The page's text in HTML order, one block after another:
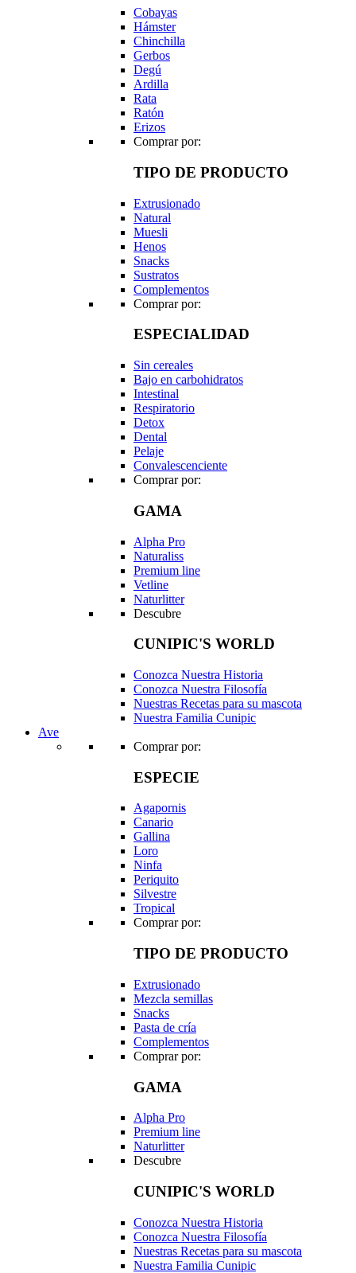
Cobayas
Hámster
Chinchilla
Gerbos
Degú
Ardilla
Rata
Ratón
Erizos
Comprar por:
TIPO DE PRODUCTO
Extrusionado
Natural
Muesli
Henos
Snacks
Sustratos
Complementos
Comprar por:
ESPECIALIDAD
Sin cereales
Bajo en carbohidratos
Intestinal
Respiratorio
Detox
Dental
Pelaje
Convalescenciente
Comprar por:
GAMA
Alpha Pro
Naturaliss
Premium line
Vetline
Naturlitter
Descubre
CUNIPIC'S WORLD
Conozca Nuestra Historia
Conozca Nuestra Filosofía
Nuestras Recetas para su mascota
Nuestra Familia Cunipic
Ave
Comprar por:
ESPECIE
Agapornis
Canario
Gallina
Loro
Ninfa
Periquito
Silvestre
Tropical
Comprar por:
TIPO DE PRODUCTO
Extrusionado
Mezcla semillas
Snacks
Pasta de cría
Complementos
Comprar por:
GAMA
Alpha Pro
Premium line
Naturlitter
Descubre
CUNIPIC'S WORLD
Conozca Nuestra Historia
Conozca Nuestra Filosofía
Nuestras Recetas para su mascota
Nuestra Familia Cunipic